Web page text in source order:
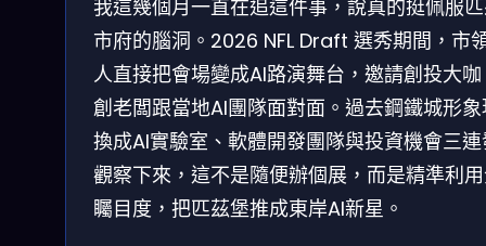
我這幾個月一直在追這件事，說真的挺佩服
市府的腦洞。2026 NFL Draft 選秀期間，市
人直接把會場變成AI路演舞台，邀請創投大
創老闆跟當地AI團隊面對面。過去鋼鐵城形
換成AI實驗室、軟體開發團隊與投資機會三
觀察下來，這不是隨便辦個展，而是精準利
矚目度，把匹茲堡推成東岸AI新星。